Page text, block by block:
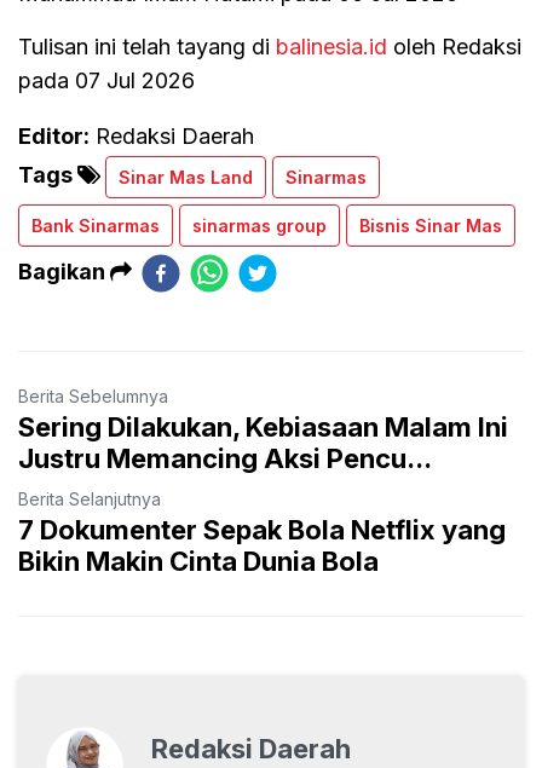
Tulisan ini telah tayang di balinesia.id oleh Redaksi
pada 07 Jul 2026
Editor: Redaksi Daerah
Tags
Sinar Mas Land Sinarmas
Bank Sinarmas sinarmas group Bisnis Sinar Mas
Bagikan
Berita Sebelumnya
Sering Dilakukan, Kebiasaan Malam Ini
Justru Memancing Aksi Pencu...
Berita Selanjutnya
7 Dokumenter Sepak Bola Netflix yang
Bikin Makin Cinta Dunia Bola
Redaksi Daerah